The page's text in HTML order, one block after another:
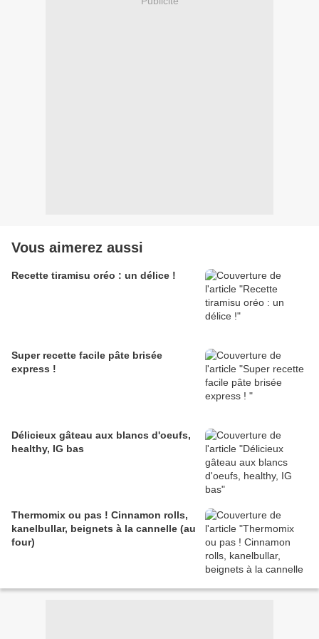
Vous aimerez aussi
Recette tiramisu oréo : un délice !
Super recette facile pâte brisée
express !
Délicieux gâteau aux blancs d'oeufs,
healthy, IG bas
Thermomix ou pas ! Cinnamon rolls,
kanelbullar, beignets à la cannelle (au
four)